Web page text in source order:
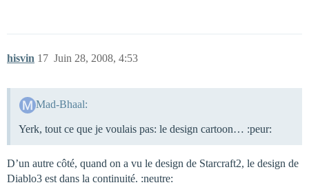
hisvin Juin 28, 2008, 4:53
17
Mad-Bhaal:
Yerk, tout ce que je voulais pas: le design cartoon… :peur:
D’un autre côté, quand on a vu le design de Starcraft2, le design de
Diablo3 est dans la continuité. :neutre: